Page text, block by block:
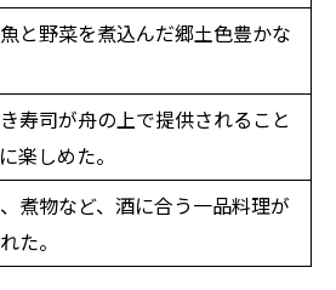
と野菜を煮込んだ郷土色豊かな
寿司が舟の上で提供されること
楽しめた。
煮物など、酒に合う一品料理が
た。